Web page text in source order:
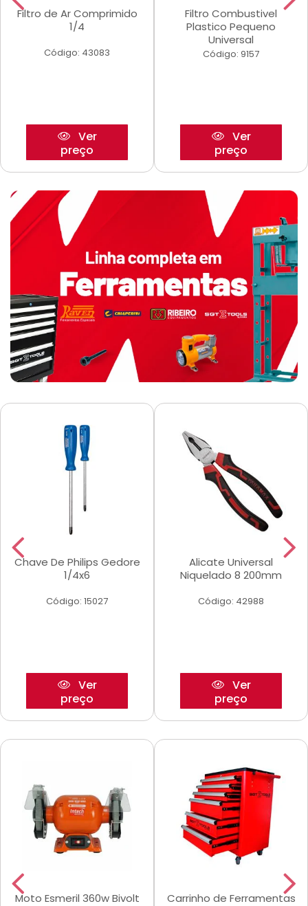
Filtro de Ar Comprimido
1/4
Código: 43083
Ver
preço
Filtro Combustivel
Plastico Pequeno
Universal
Código: 9157
Ver
preço
Chave De Philips Gedore
1/4x6
Código: 15027
Ver
preço
Alicate Universal
Niquelado 8 200mm
Código: 42988
Ver
preço
Moto Esmeril 360w Bivolt
Carrinho de Ferramentas